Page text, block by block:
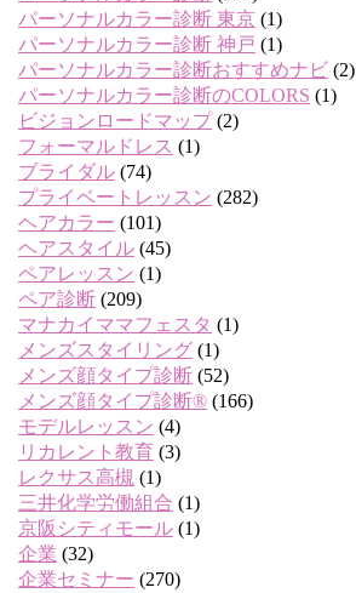
パーソナルカラー診断 東京 (1)
パーソナルカラー診断 神戸 (1)
パーソナルカラー診断おすすめナビ (2)
パーソナルカラー診断のCOLORS (1)
ビジョンロードマップ (2)
フォーマルドレス (1)
ブライダル (74)
プライベートレッスン (282)
ヘアカラー (101)
ヘアスタイル (45)
ペアレッスン (1)
ペア診断 (209)
マナカイママフェスタ (1)
メンズスタイリング (1)
メンズ顔タイプ診断 (52)
メンズ顔タイプ診断® (166)
モデルレッスン (4)
リカレント教育 (3)
レクサス高槻 (1)
三井化学労働組合 (1)
京阪シティモール (1)
企業 (32)
企業セミナー (270)